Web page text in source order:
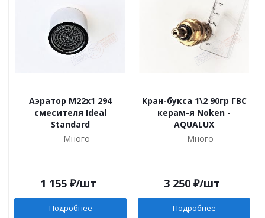
Аэратор M22x1 294
смесителя Ideal
Standard
Много
1 155 ₽/шт
Подробнее
Кран-букса 1\2 90гр ГВС
керам-я Noken -
AQUALUX
Много
3 250 ₽/шт
Подробнее